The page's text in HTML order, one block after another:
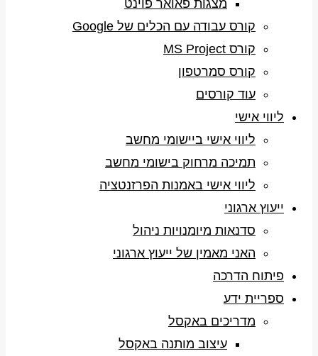
מצגות פאואר פוינט
קורס עבודה עם הכלים של Google
קורס MS Project
קורס סמרטפון
עוד קורסים
ליווי אישי
ליווי אישי ביישומי מחשב
תמיכה מרחוק בישומי מחשב
ליווי אישי באמנות הפרזנטציה
ייעוץ ארגוני
סדנאות מיומנויות ניהול
האני מאמין של ייעוץ ארגוני
פיתוח הדרכה
ספריית ידע
מדריכים באקסל
עיצוב מותנה באקסל